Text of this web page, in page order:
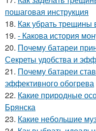
пошаговая инструкция
18. Как убрать трещины
19. - Какова история
20. Почему батареи
Секреты удобства и
21. Почему батареи
эффективного обогрева
22. Какие природные
Брянска
23. Какие небольшие